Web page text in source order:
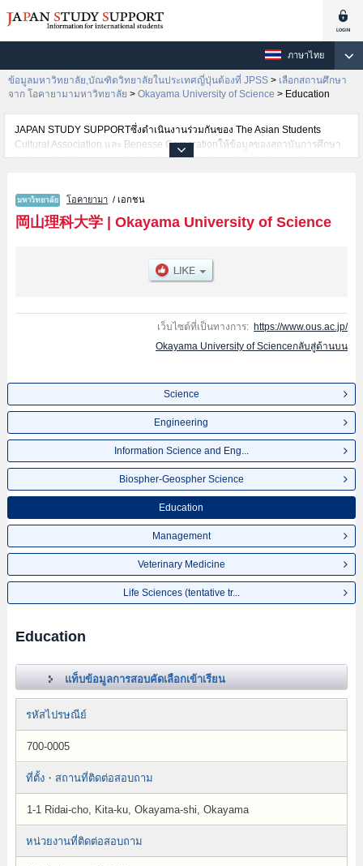
ภาษาไทย
ข้อมูลมหาวิทยาลัย,บัณฑิตวิทยาลัยในประเทศญี่ปุ่นต้องที่ JPSS > เลือกสถานศึกษา
จาก โอคายามามหาวิทยาลัย > Okayama University of Science > Education
JAPAN STUDY SUPPORTซึ่งดำเนินงานร่วมกันของ The Asian Students
Cultural Association และ Benesse Corporationให้ข้อมูลของสถาบันการศึกษา
ระดับมหาวิทยาลัย・บัณฑิตวิทยาลัย・วิทยาลัยระดับอนุปริญญา・วิทยาลัย
นักศึกษาต่างชาติเช่นข้อมูลของแต่ละคณะ,ข้อมูลการสอบคัดเลือกเข้าศึกษาเช่น
จำนวนคนที่รับสมัครหรือจำนวนคนที่ผ่านการสอบคัดเลือกเป็นต้น,แนะนำสถาน
ที่,การเดินทางเป็นต้นไว้ด้วยดังนั้นขอเชิญใช้บริการค้นหาข้อมูลตามอัธยาศัย
โอคายามา / เอกชน
岡山理科大学| Okayama University of Science
เว็บไซต์ที่เป็นทางการ: https://www.ous.ac.jp/
Okayama University of Scienceกลับสู่ด้านบน
Science
Engineering
Information Science and Eng...
Biospher-Geospher Science
Education
Management
Veterinary Medicine
Life Sciences (tentative tr...
Education
แท็บข้อมูลการสอบคัดเลือกเข้าเรียน
รหัสไปรษณีย์
700-0005
ที่ตั้ง・สถานที่ติดต่อสอบถาม
1-1 Ridai-cho, Kita-ku, Okayama-shi, Okayama
หน่วยงานที่ติดต่อสอบถาม